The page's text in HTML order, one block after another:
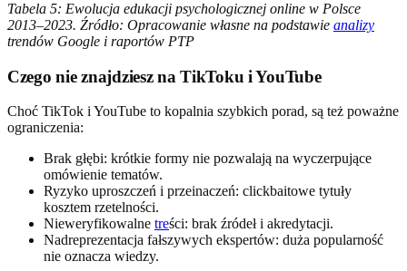
Tabela 5: Ewolucja edukacji psychologicznej online w Polsce
2013–2023. Źródło: Opracowanie własne na podstawie analizy
trendów Google i raportów PTP
Czego nie znajdziesz na TikToku i YouTube
Choć TikTok i YouTube to kopalnia szybkich porad, są też poważne
ograniczenia:
Brak głębi: krótkie formy nie pozwalają na wyczerpujące
omówienie tematów.
Ryzyko uproszczeń i przeinaczeń: clickbaitowe tytuły
kosztem rzetelności.
Nieweryfikowalne treści: brak źródeł i akredytacji.
Nadreprezentacja fałszywych ekspertów: duża popularność
nie oznacza wiedzy.